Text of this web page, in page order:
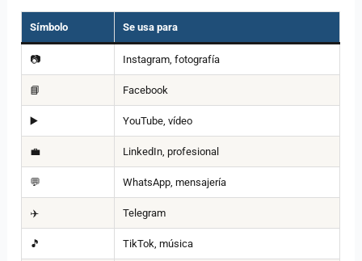
Símbolo Se usa para
📷 Instagram, fotografía
📘 Facebook
▶️ YouTube, vídeo
💼 LinkedIn, profesional
💬 WhatsApp, mensajería
✈️ Telegram
🎵 TikTok, música